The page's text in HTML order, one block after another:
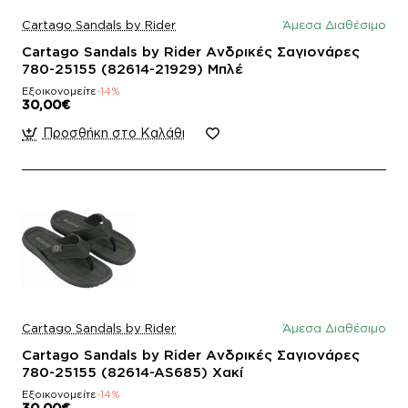
Cartago Sandals by Rider Άμεσα Διαθέσιμο
Cartago Sandals by Rider Ανδρικές Σαγιονάρες
780-25155 (82614-21929) Μπλέ
Εξοικονομείτε-14%
30,00€
Προσθήκη στο Καλάθι
Cartago Sandals by Rider Άμεσα Διαθέσιμο
Cartago Sandals by Rider Ανδρικές Σαγιονάρες
780-25155 (82614-AS685) Χακί
Εξοικονομείτε-14%